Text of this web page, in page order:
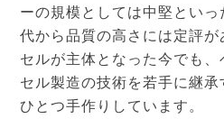
ーの規模としては中堅とい
代から品質の高さには定評
セルが主体となった今でも
セル製造の技術を若手に継
ひとつ手作りしています。